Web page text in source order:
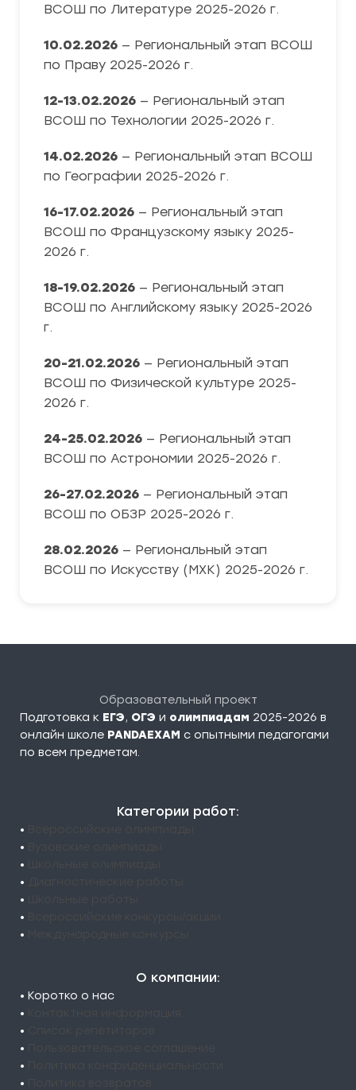
ВСОШ по Литературе 2025-2026 г.
10.02.2026 — Региональный этап ВСОШ
по Праву 2025-2026 г.
12-13.02.2026 — Региональный этап
ВСОШ по Технологии 2025-2026 г.
14.02.2026 — Региональный этап ВСОШ
по Географии 2025-2026 г.
16-17.02.2026 — Региональный этап
ВСОШ по Французскому языку 2025-
2026 г.
18-19.02.2026 — Региональный этап
ВСОШ по Английскому языку 2025-2026
г.
20-21.02.2026 — Региональный этап
ВСОШ по Физической культуре 2025-
2026 г.
24-25.02.2026 — Региональный этап
ВСОШ по Астрономии 2025-2026 г.
26-27.02.2026 — Региональный этап
ВСОШ по ОБЗР 2025-2026 г.
28.02.2026 — Региональный этап
ВСОШ по Искусству (МХК) 2025-2026 г.
Образовательный проект
Подготовка к ЕГЭ, ОГЭ и олимпиадам 2025-2026 в
онлайн школе PANDAEXAM c опытными педагогами
по всем предметам.
Категории работ:
•
•
•
•
•
•
•
О компании:
• Коротко о нас
•
•
•
•
•